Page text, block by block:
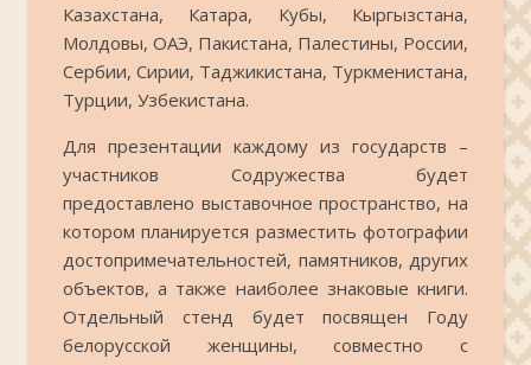
Казахстана, Катара, Кубы, Кыргызстана,
Молдовы, ОАЭ, Пакистана, Палестины, России,
Сербии, Сирии, Таджикистана, Туркменистана,
Турции, Узбекистана.
Для презентации каждому из государств –
участников Содружества будет
предоставлено выставочное пространство, на
котором планируется разместить фотографии
достопримечательностей, памятников, других
объектов, а также наиболее знаковые книги.
Отдельный стенд будет посвящен Году
белорусской женщины, совместно с